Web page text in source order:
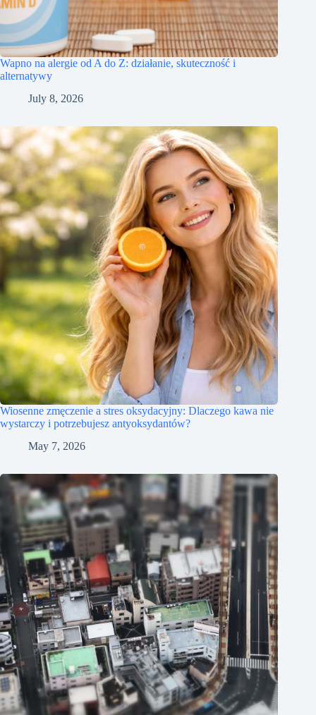
Wapno na alergie od A do Z: działanie, skuteczność i
alternatywy
July 8, 2026
Wiosenne zmęczenie a stres oksydacyjny: Dlaczego kawa nie
wystarczy i potrzebujesz antyoksydantów?
May 7, 2026